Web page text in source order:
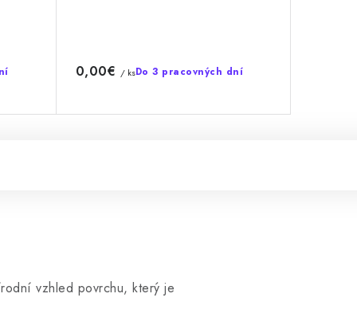
0,00€ / ksDo 3 pracovných dní
vzhled povrchu, který je